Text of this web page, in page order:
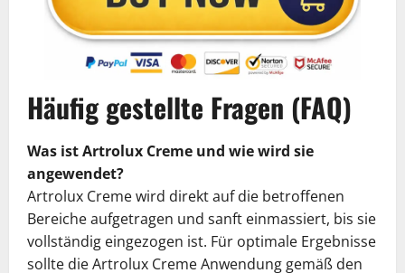
Häufig gestellte Fragen (FAQ)
Was ist Artrolux Creme und wie wird sie
angewendet?
Artrolux Creme wird direkt auf die betroffenen
Bereiche aufgetragen und sanft einmassiert, bis sie
vollständig eingezogen ist. Für optimale Ergebnisse
sollte die Artrolux Creme Anwendung gemäß den